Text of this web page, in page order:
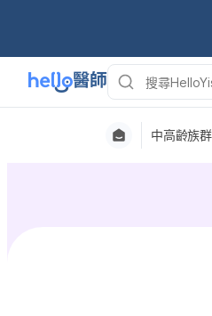
中高齡族群